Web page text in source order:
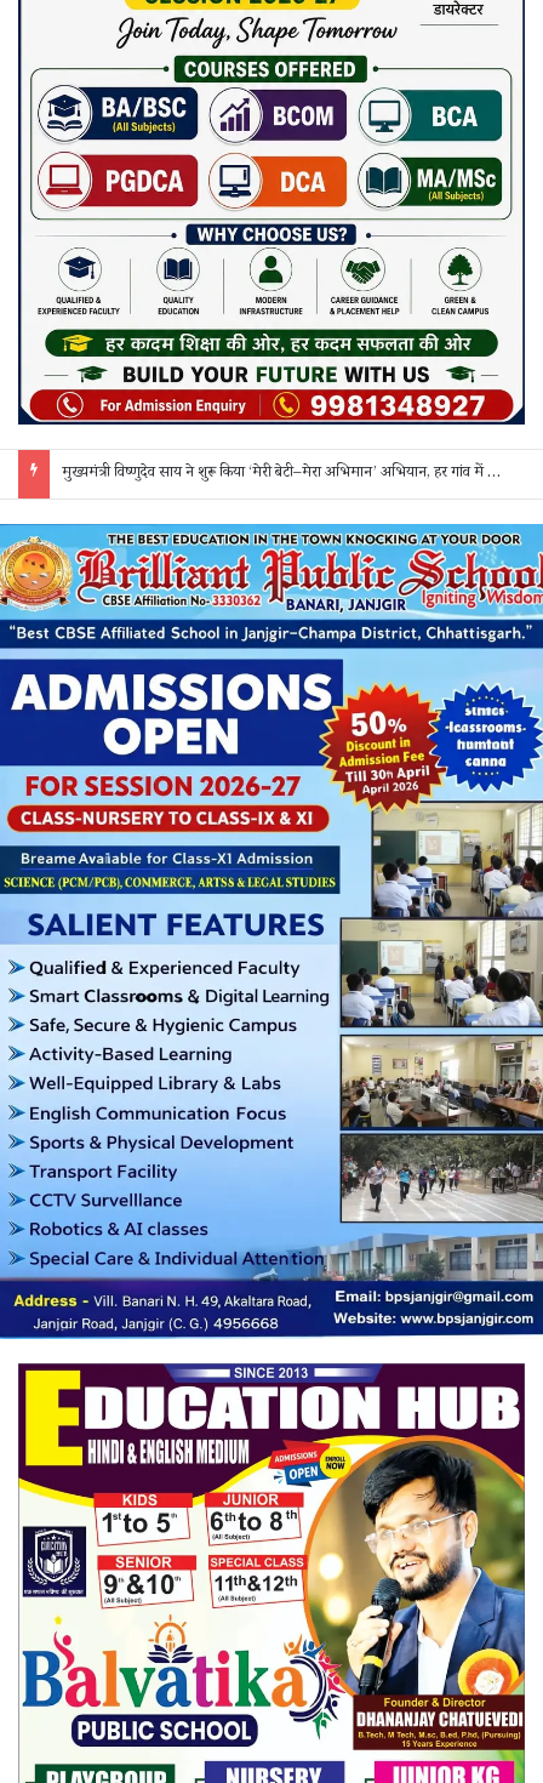
मुख्यमंत्री विष्णुदेव साय ने शुरू किया ‘मेरी बेटी–मेरा अभिमान’ अभियान, हर गांव में मुक्तिधाम और हर स्कूल में बालिका शौचालय